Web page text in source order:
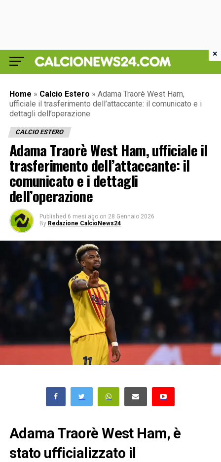
Home » Calcio Estero » Adama Traorè West Ham,
ufficiale il trasferimento dell’attaccante: il comunicato e i
dettagli dell’operazione
CALCIO ESTERO
Adama Traorè West Ham, ufficiale il
trasferimento dell’attaccante: il
comunicato e i dettagli
dell’operazione
Published 6 mesi ago on 28 Gennaio 2026
By Redazione CalcioNews24
Adama Traorè West Ham, è
stato ufficializzato il
×